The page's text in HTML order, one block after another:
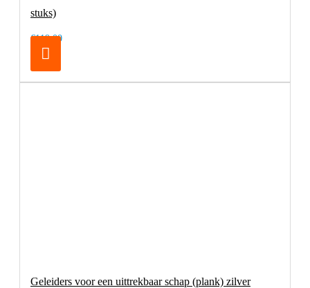
stuks)
€119,00
Geleiders voor een uittrekbaar schap (plank) zilver